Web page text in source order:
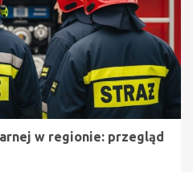
w regionie: przegląd